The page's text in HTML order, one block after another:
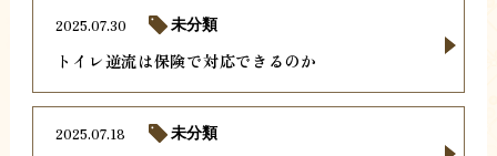
トイレ逆流は保険で対応できるのか
2025.07.30 未分類
2025.07.18 未分類